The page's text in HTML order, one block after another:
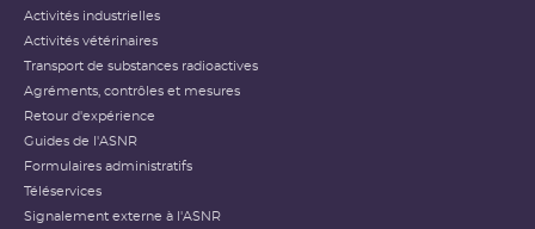
Activités industrielles
Activités vétérinaires
Transport de substances radioactives
Agréments, contrôles et mesures
Retour d'expérience
Guides de l'ASNR
Formulaires administratifs
Téléservices
Signalement externe à l'ASNR